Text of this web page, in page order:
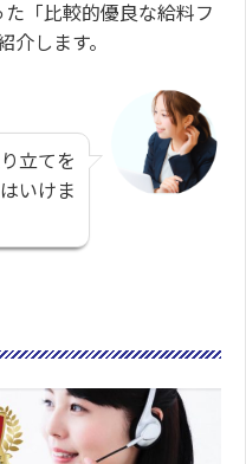
「比較的優良な給料フ
介します。
立てを
いけま